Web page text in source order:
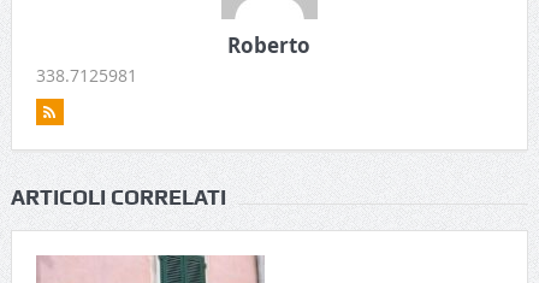
Roberto
338.7125981
ARTICOLI CORRELATI